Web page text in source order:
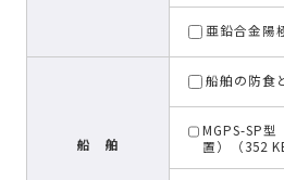
亜鉛合金陽
船 舶
船舶の防食
MGPS-SP
置）（352